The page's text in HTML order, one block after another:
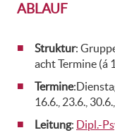
ABLAUF
Struktur:
acht Termine (á
Termine
16.6., 23.6.,
Leitung: Dipl.-